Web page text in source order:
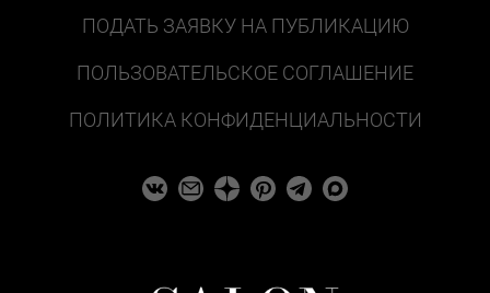
ПОДАТЬ ЗАЯВКУ НА ПУБЛИКАЦИЮ
ПОЛЬЗОВАТЕЛЬСКОЕ СОГЛАШЕНИЕ
ПОЛИТИКА КОНФИДЕНЦИАЛЬНОСТИ